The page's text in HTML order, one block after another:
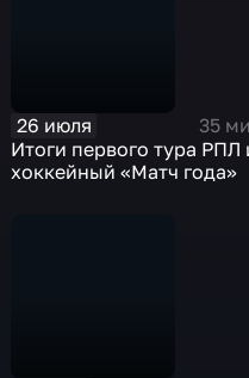
26 июля
35
Итоги первого тура РПЛ
хоккейный «Матч года»